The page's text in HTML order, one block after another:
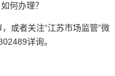
何办理？
或者关注“江苏市场监管”微
详询。